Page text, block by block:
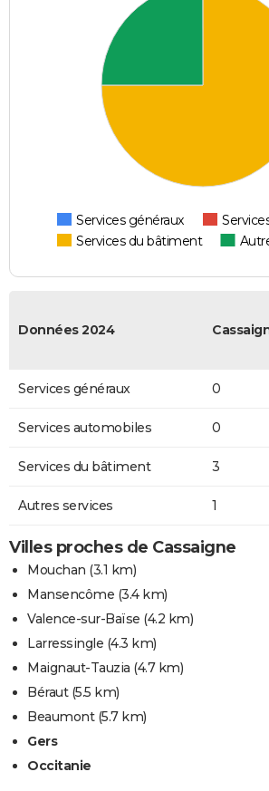
Services généraux
Services du bâtiment
Données 2024
Services généraux 0
Services automobiles 0
Services du bâtiment 3
Autres services 1
Villes proches de Cassaigne
Mouchan (3.1 km)
Mansencôme (3.4 km)
Valence-sur-Baïse (4.2 km)
Larressingle (4.3 km)
Maignaut-Tauzia (4.7 km)
Béraut(5.5 km)
Beaumont(5.7 km)
Gers
Occitanie